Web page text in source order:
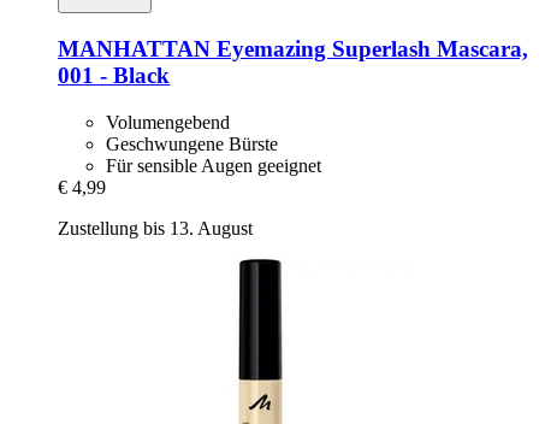
MANHATTAN Eyemazing Superlash Mascara,
001 -​ Black
Volumengebend
Geschwungene Bürste
Für sensible Augen geeignet
€ 4,99
Zustellung bis 13. August